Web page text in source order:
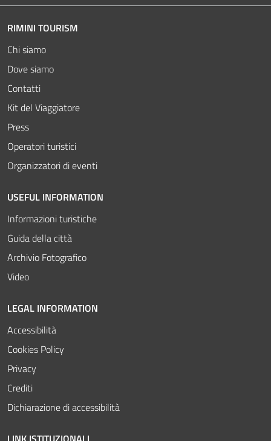
RIMINI TOURISM
Chi siamo
Dove siamo
Contatti
Kit del Viaggiatore
Press
Operatori turistici
Organizzatori di eventi
USEFUL INFORMATION
Informazioni turistiche
Guida della città
Archivio Fotografico
Video
LEGAL INFORMATION
Accessibilità
Cookies Policy
Privacy
Crediti
Dichiarazione di accessibilità